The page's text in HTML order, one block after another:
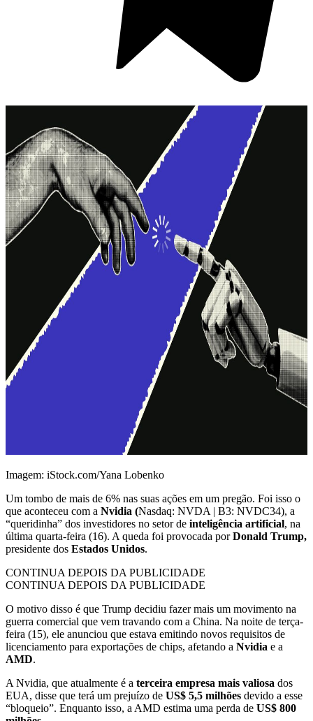
Imagem: iStock.com/Yana Lobenko
Um tombo de mais de 6% nas suas ações em um pregão. Foi isso o
que aconteceu com a Nvidia (Nasdaq: NVDA | B3: NVDC34), a
“queridinha” dos investidores no setor de inteligência artificial, na
última quarta-feira (16). A queda foi provocada porDonald Trump,
presidente dos Estados Unidos.
CONTINUA DEPOIS DA PUBLICIDADE
CONTINUA DEPOIS DA PUBLICIDADE
O motivo disso é que Trump decidiu fazer mais um movimento na
guerra comercial que vem travando com a China. Na noite de terça-
feira (15), ele anunciou que estava emitindo novos requisitos de
licenciamento para exportações de chips, afetando a Nvidia e a
AMD.
A Nvidia, que atualmente é a terceira empresa mais valiosa dos
EUA, disse que terá um prejuízo de US$ 5,5 milhões devido a esse
“bloqueio”. Enquanto isso, a AMD estima uma perda de US$ 800